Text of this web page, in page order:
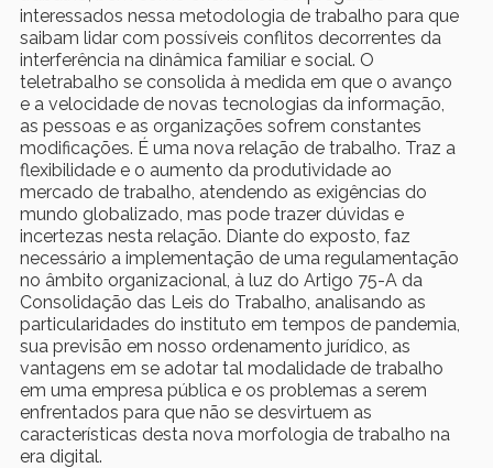
interessados nessa metodologia de trabalho para que
saibam lidar com possíveis conflitos decorrentes da
interferência na dinâmica familiar e social. O
teletrabalho se consolida à medida em que o avanço
e a velocidade de novas tecnologias da informação,
as pessoas e as organizações sofrem constantes
modificações. É uma nova relação de trabalho. Traz a
flexibilidade e o aumento da produtividade ao
mercado de trabalho, atendendo as exigências do
mundo globalizado, mas pode trazer dúvidas e
incertezas nesta relação. Diante do exposto, faz
necessário a implementação de uma regulamentação
no âmbito organizacional, à luz do Artigo 75-A da
Consolidação das Leis do Trabalho, analisando as
particularidades do instituto em tempos de pandemia,
sua previsão em nosso ordenamento jurídico, as
vantagens em se adotar tal modalidade de trabalho
em uma empresa pública e os problemas a serem
enfrentados para que não se desvirtuem as
características desta nova morfologia de trabalho na
era digital.